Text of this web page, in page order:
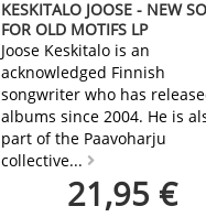
KESKITALO JOOSE - NEW
FOR OLD MOTIFS LP
Joose Keskitalo is an
acknowledged Finnish
songwriter who has
albums since 2004. He is
part of the Paavoharju
collective...
21,95 €